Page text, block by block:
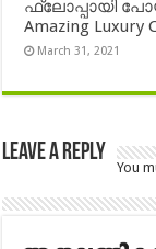
ഫ്ലോപ്പായി
Amazing Luxury
March 31, 2021
Leave a Reply
You